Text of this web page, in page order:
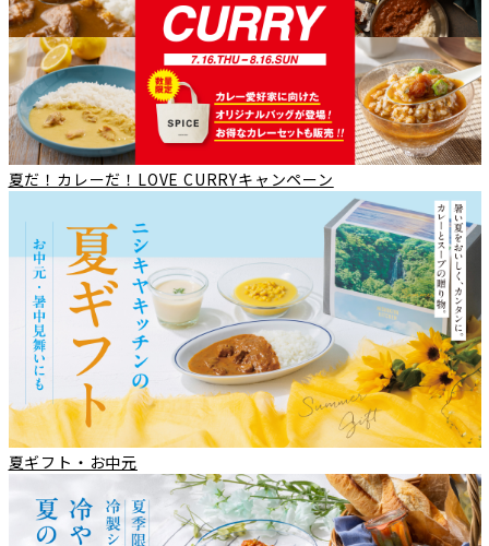
夏だ！カレーだ！LOVE CURRYキャンペーン
夏ギフト・お中元